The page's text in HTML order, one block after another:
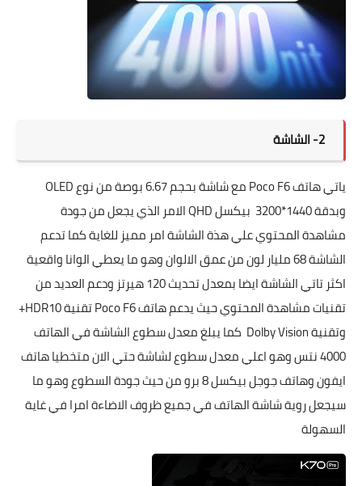
وبدقة 1440*3200 بيكسل QHD الامر الذي يجعل من جودة
مشاهدة المحتوي علي هذة الشاشة امر مميز للغاية كما تدعم
الشاشة 68 مليار لون من عمق الالوان وهو ما يعطي الوانا واقعية
اكثر تاتي الشاشة ايضا بمعدل تحديث 120 هيرتز ودعم العديد من
تقنيات مشاهدة المحتوي حيث يدعم هاتف Poco F6 تقنية HDR10+
وتقنية Dolby Vision كما يبلغ معدل سطوع الشاشة في الهاتف
4000 نتس وهو اعلي معدل سطوع لشاشة حتي الان متخطيا هاتف
ايفون وهاتف جوجل بيكسل 8 برو من حيث جودة السطوع وهو ما
سيجعل روية شاشة الهاتف في جميع ظروف الاضاءة امرا في غاية
السهولة